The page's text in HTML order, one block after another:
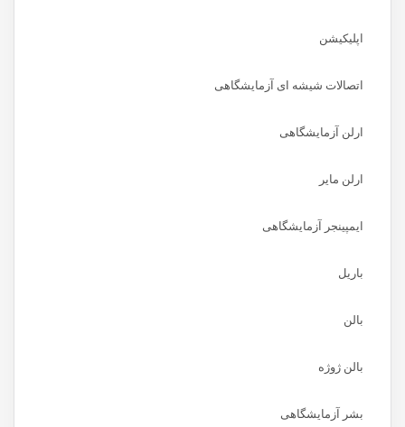
اپلیکیشن
اتصالات شیشه ای آزمایشگاهی
ارلن آزمایشگاهی
ارلن مایر
ایمپینجر آزمایشگاهی
باریل
بالن
بالن ژوژه
بشر آزمایشگاهی